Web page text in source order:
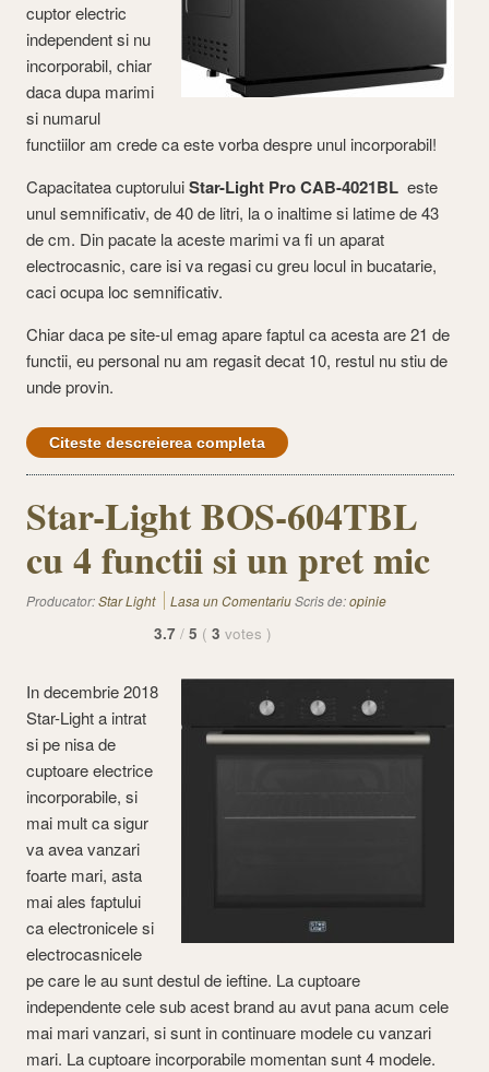
cuptor electric
independent si nu
incorporabil, chiar
daca dupa marimi
si numarul
functiilor am crede ca este vorba despre unul incorporabil!
Capacitatea cuptoruluiStar-Light Pro CAB-4021BL este
unul semnificativ, de 40 de litri, la o inaltime si latime de 43
de cm. Din pacate la aceste marimi va fi un aparat
electrocasnic, care isi va regasi cu greu locul in bucatarie,
caci ocupa loc semnificativ.
Chiar daca pe site-ul emag apare faptul ca acesta are 21 de
functii, eu personal nu am regasit decat 10, restul nu stiu de
unde provin.
Citeste descreierea completa
Star-Light BOS-604TBL
cu 4 functii si un pret mic
Producator:Star Light Lasa un ComentariuScris de:opinie
3.7 / 5 ( 3 votes )
In decembrie 2018
Star-Light a intrat
si pe nisa de
cuptoare electrice
incorporabile, si
mai mult ca sigur
va avea vanzari
foarte mari, asta
mai ales faptului
ca electronicele si
electrocasnicele
pe care le au sunt destul de ieftine. La cuptoare
independente cele sub acest brand au avut pana acum cele
mai mari vanzari, si sunt in continuare modele cu vanzari
mari. La cuptoare incorporabile momentan sunt 4 modele.